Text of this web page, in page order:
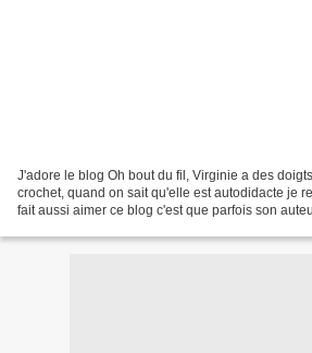
J'adore le blog Oh bout du fil, Virginie a des
crochet, quand on sait qu'elle est autodidacte je
fait aussi aimer ce blog c'est que parfois son